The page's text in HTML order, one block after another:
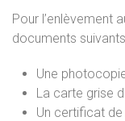
Pour l’enlèvement
documents
Une
La carte grise
Un certificat de